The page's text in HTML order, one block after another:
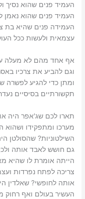
העמיד פנים שהוא נסיך
העמיד פנים שהוא נאמן
העמידה פנים שהיא בת
עצמאית ולעשות ככל
אף אחד מהם לא מעלה
וגם להביע את צרכיו
ומתן כדי להגיע לפשרה
תקשורתיים בסיסיים
תארו לכם שג'אפר היה
מערכו ומתפקידו ושהוא
השילטוניות? שהסולטן
גם חושש לאבד אותה
הייתה אומרת לו שהיא
צריכה לפתח נפרדות
אותה לחופשי? שאלדין
העשיר בעולם ואף רחוק